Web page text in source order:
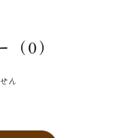
0）
ん